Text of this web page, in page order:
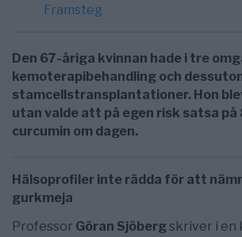
Framsteg
Den 67-åriga kvinnan hade i tre
kemoterapibehandling och
stamcellstransplantationer. Hon
utan valde att på egen risk satsa på
curcumin om dagen.
Hälsoprofiler inte rädda för att
gurkmeja
Professor Göran Sjöbergskriver i en